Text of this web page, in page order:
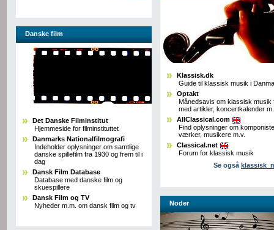
Danske film
Det Danske Filminstitut
Hjemmeside for filminstituttet
Danmarks Nationalfilmografi
Indeholder oplysninger om samtlige
danske spillefilm fra 1930 og frem til i
dag
Dansk Film Database
Database med danske film og
skuespillere
Dansk Film og TV
Nyheder m.m. om dansk film og tv
Klassisk.dk
Guide til klassisk musik i
Optakt
Månedsavis om klassisk musik
med artikler, koncertkalender
AllClassical.com
Find oplysninger om
værker, musikere m.v.
Classical.net
Forum for klassisk musik
Se også
Noder